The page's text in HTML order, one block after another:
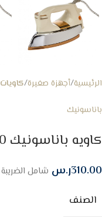
الرئيسية أجهزة صغيرة كاويات
باناسونيك
كاويه باناسونيك 1200 واط – بيج
310.00ر.س شامل الضريبة
الصنف